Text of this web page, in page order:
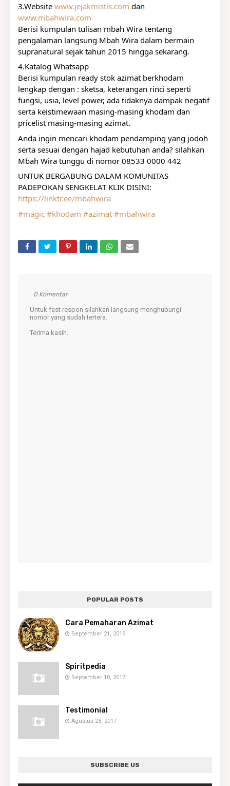
3.Website www.jejakmistis.com
www.mbahwira.com
Berisi kumpulan tulisan mbah Wira tentang
pengalaman langsung Mbah Wira dalam bermain
supranatural sejak tahun 2015 hingga sekarang.
4.Katalog Whatsapp
Berisi kumpulan ready stok azimat berkhodam
lengkap dengan : sketsa, keterangan rinci seperti
fungsi, usia, level power, ada tidaknya dampak negatif
serta keistimewaan masing-masing khodam dan
pricelist masing-masing azimat.
Anda ingin mencari khodam pendamping yang jodoh
serta sesuai dengan hajad kebutuhan anda? silahkan
Mbah Wira tunggu di nomor 08533 0000 442
UNTUK BERGABUNG DALAM KOMUNITAS
PADEPOKAN SENGKELAT KLIK DISINI:
https://linktr.ee/mbahwira
#magic #khodam #azimat #mbahwira
0 Komentar
Untuk fast respon silahkan langsung menghubungi
nomor yang sudah tertera.
Terima kasih.
POPULAR POSTS
Cara Pemaharan Azimat
September 21, 2019
Spiritpedia
September 10, 2017
Testimonial
Agustus 23, 2017
SUBSCRIBE US